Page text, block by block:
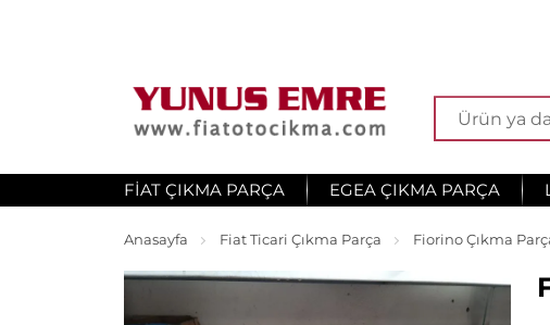
FIAT ÇIKMA PARÇA EGEA ÇIKMA PARÇA
Anasayfa Fiat Ticari Çıkma Parça Fiorino Çıkma